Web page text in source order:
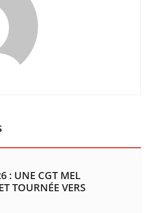
: UNE CGT MEL
TOURNÉE VERS